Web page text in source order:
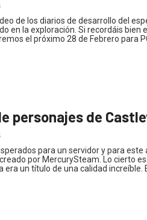
de los diarios de desarrollo del
en la exploración. Si recordáis
el próximo 28 de Febrero para
personajes de
para un servidor y para
por MercurySteam. Lo cierto
era un título de una calidad